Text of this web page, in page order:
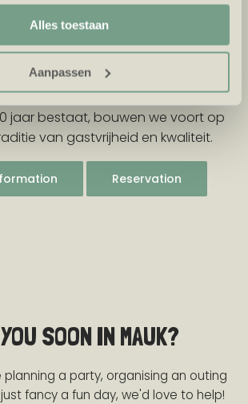
– Hiermee kunnen we jou relevante
advertenties laten zien.
Alles toestaan
Aanpassen
LOREM IPSIUM
voor plezier, ontspanning en
blijven hangen. Als onderdeel van
van Maurik, een familiebedrijf dat
jaar bestaat, bouwen we voort op
van gastvrijheid en kwaliteit.
Reservation
SOON IN MAUK?
a party, organising an outing
fancy a fun day, we'd love to help!